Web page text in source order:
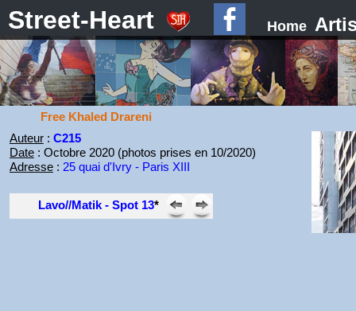
Street-Heart Home
Free Khaled Drareni
Auteur: C215
Date: Octobre 2020 (photos prises en 10/2020)
Adresse: 25 quai d'Ivry - Paris XIII
Lavo//Matik - Spot 13*